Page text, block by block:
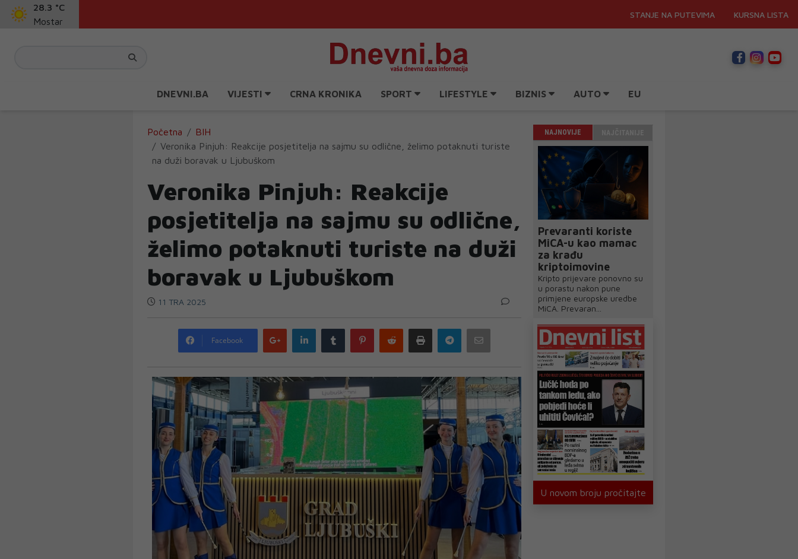
28.3 °C
Mostar
STANJE NA PUTEVIMA KURSNA LISTA
DNEVNI.BA VIJESTI CRNA KRONIKA SPORT LIFESTYLE BIZNIS AUTO EU
Početna
BIH
Veronika Pinjuh: Reakcije posjetitelja na sajmu su odlične, želimo potaknuti turiste
na duži boravak u Ljubuškom
Veronika Pinjuh: Reakcije
posjetitelja na sajmu su odlične,
želimo potaknuti turiste na duži
boravak u Ljubuškom
11 TRA 2025
Facebook
Google
plus
LinkedIn Tumblr PinterestReddit Print Telegram
NAJNOVIJE
Prevaranti koriste
MiCA-u kao mamac
za krađu
kriptoimovine
Kripto prijevare ponovno su
u porastu nakon pune
primjene europske uredbe
MiCA. Prevaran...
U novom broju pročitajte